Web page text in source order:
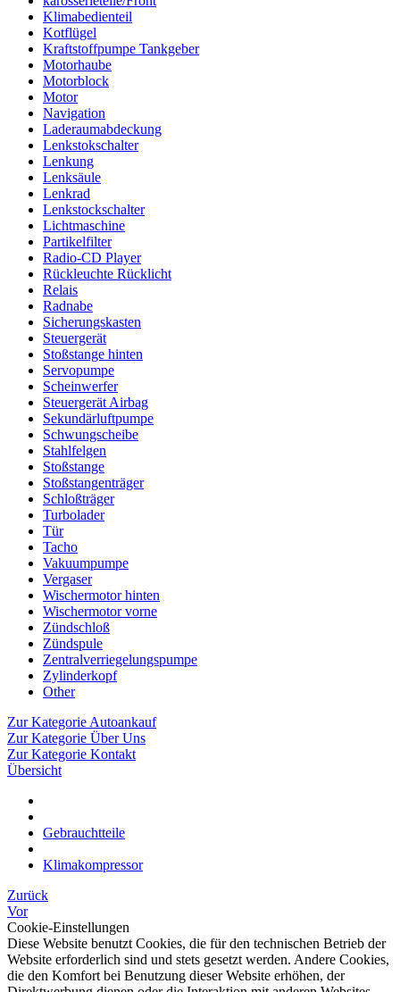
Klimabedienteil
Kotflügel
Kraftstoffpumpe Tankgeber
Motorhaube
Motorblock
Motor
Navigation
Laderaumabdeckung
Lenkstokschalter
Lenkung
Lenksäule
Lenkrad
Lenkstockschalter
Lichtmaschine
Partikelfilter
Radio-CD Player
Rückleuchte Rücklicht
Relais
Radnabe
Sicherungskasten
Steuergerät
Stoßstange hinten
Servopumpe
Scheinwerfer
Steuergerät Airbag
Sekundärluftpumpe
Schwungscheibe
Stahlfelgen
Stoßstange
Stoßstangenträger
Schloßträger
Turbolader
Tür
Tacho
Vakuumpumpe
Vergaser
Wischermotor hinten
Wischermotor vorne
Zündschloß
Zündspule
Zentralverriegelungspumpe
Zylinderkopf
Other
Zur Kategorie Autoankauf
Zur Kategorie Über Uns
Zur Kategorie Kontakt
Übersicht
Gebrauchtteile
Klimakompressor
Zurück
Vor
Cookie-Einstellungen
Diese Website benutzt Cookies, die für den technischen Betrieb der
Website erforderlich sind und stets gesetzt werden. Andere Cookies,
die den Komfort bei Benutzung dieser Website erhöhen, der